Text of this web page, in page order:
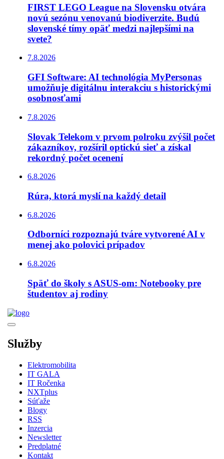
FIRST LEGO League na Slovensku otvára
novú sezónu venovanú biodiverzite. Budú
slovenské tímy opäť medzi najlepšími na
svete?
7.8.2026
GFI Software: AI technológia MyPersonas
umožňuje digitálnu interakciu s historickými
osobnosťami
7.8.2026
Slovak Telekom v prvom polroku zvýšil počet
zákazníkov, rozšíril optickú sieť a získal
rekordný počet ocenení
6.8.2026
Rúra, ktorá myslí na každý detail
6.8.2026
Odborníci rozpoznajú tváre vytvorené AI v
menej ako polovici prípadov
6.8.2026
Späť do školy s ASUS-om: Notebooky pre
študentov aj rodiny
Služby
Elektromobilita
IT GALA
IT Ročenka
NXTplus
Súťaže
Blogy
RSS
Inzercia
Newsletter
Predplatné
Kontakt